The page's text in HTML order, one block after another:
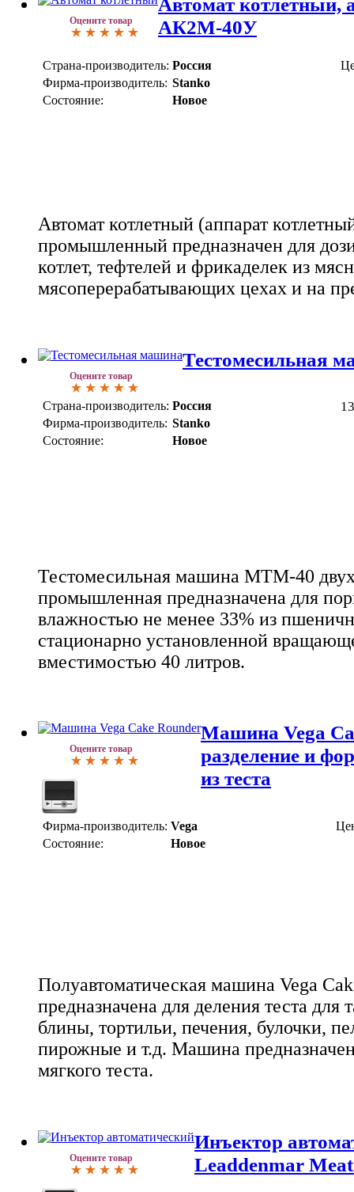
Оцените товар
АК2М-40У
Страна-производитель: Россия
Фирма-производитель: Stanko
Состояние:
Новое
Автомат котлетный (аппарат
промышленный предназначен для
котлет, тефтелей и фрикаделек из
мясоперерабатывающих цехах и на
Оцените товар
Тестомесильная
Страна-производитель: Россия
Фирма-производитель: Stanko
Состояние:
Новое
Тестомесильная машина МТМ-40
промышленная предназначена для
влажностью не менее 33% из
стационарно установленной
вместимостью 40 литров.
Оцените товар
Машина Vega
разделение и
из теста
Фирма-производитель: Vega
Состояние:
Новое
Полуавтоматическая машина Vega
предназначена для деления теста для
блины, тортильи, печения, булочки,
пирожные и т.д. Машина
мягкого теста.
Оцените товар
Инъектор
Leaddenmar